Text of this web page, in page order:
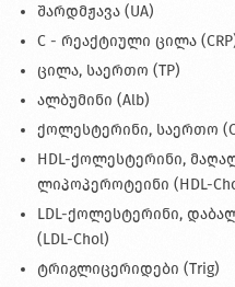
შარდმჟავა (UA)
С - რეაქტიული ცილა
ცილა, საერთო (TP)
ალბუმინი (Alb)
ქოლესტერინი, საერთო
HDL-ქოლესტერინი,
ლიპოპეროტეინი (HDL-
LDL-ქოლესტერინი,
(LDL-Chol)
ტრიგლიცერიდები (Trig)